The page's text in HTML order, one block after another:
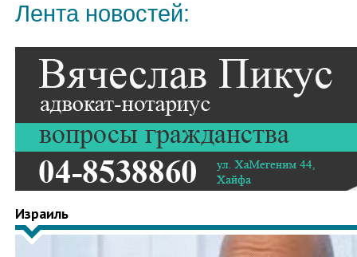
Лента новостей:
Израиль